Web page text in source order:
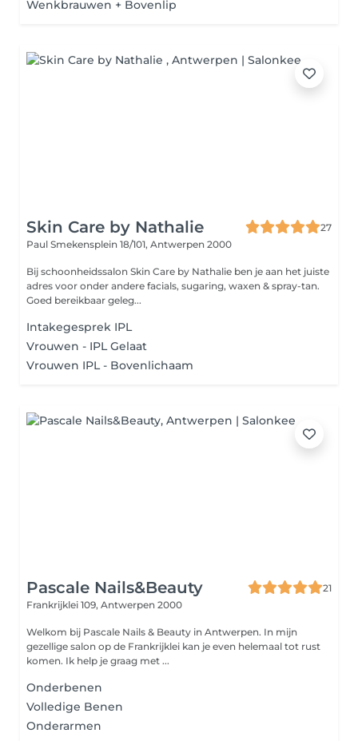
Wenkbrauwen + Bovenlip
Skin Care by Nathalie
27
Paul Smekensplein 18/101, Antwerpen 2000
Bij schoonheidssalon Skin Care by Nathalie ben je aan het juiste
adres voor onder andere facials, sugaring, waxen & spray-tan.
Goed bereikbaar geleg...
Intakegesprek IPL
Vrouwen - IPL Gelaat
Vrouwen IPL - Bovenlichaam
Pascale Nails&Beauty
21
Frankrijklei 109, Antwerpen 2000
Welkom bij Pascale Nails & Beauty in Antwerpen. In mijn
gezellige salon op de Frankrijklei kan je even helemaal tot rust
komen. Ik help je graag met ...
Onderbenen
Volledige Benen
Onderarmen